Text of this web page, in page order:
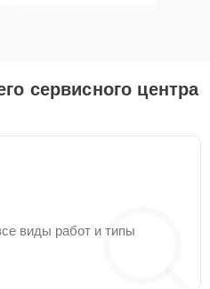
сервисного центра
виды работ и типы